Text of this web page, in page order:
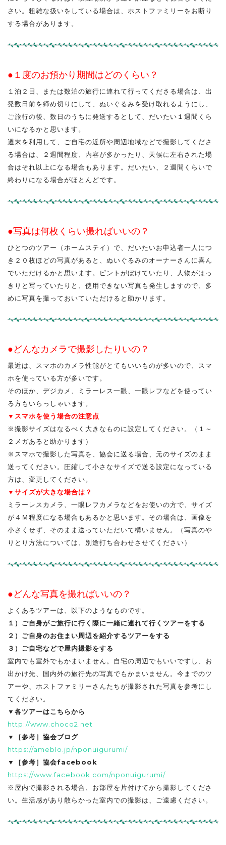
さい。粗雑な扱いをしている場合は、ホストファミリーをお断り
する場合があります。
●１度のお預かり期間はどのくらい？
１泊２日、または数泊の旅行に連れて行ってくださる場合は、出
発数日前を締め切りにして、ぬいぐるみを受け取れるようにし、
ご旅行の後、数日のうちに発送するとして、だいたい１週間くら
いになるかと思います。
週末を利用して、ご自宅の近所や周辺地域などで撮影してくださ
る場合は、２週間程度、内容が多かったり、天候に左右された場
合はそれ以上になる場合もあります。だいたい、２週間くらいで
終わりになる場合がほとんどです。
●写真は何枚くらい撮ればいいの？
ひとつのツアー（ホームステイ）で、だいたいお申込者一人につ
き２０枚ほどの写真があると、ぬいぐるみのオーナーさんに喜ん
でいただけるかと思います。ピントがぼけていたり、人物がはっ
きりと写っていたりと、使用できない写真も発生しますので、多
めに写真を撮っておいていただけると助かります。
●どんなカメラで撮影したりいの？
最近は、スマホのカメラ性能がとてもいいものが多いので、スマ
ホを使っている方が多いです。
そのほか、デジカメ、ミラーレス一眼、一眼レフなどを使ってい
る方もいらっしゃいます。
▼スマホを使う場合の注意点
※撮影サイズはなるべく大きなものに設定してください。（１～
２メガあると助かります）
※スマホで撮影した写真を、協会に送る場合、元のサイズのまま
送ってください。圧縮して小さなサイズで送る設定になっている
方は、変更してください。
▼サイズが大きな場合は？
ミラーレスカメラ、一眼レフカメラなどをお使いの方で、サイズ
が４Ｍ程度になる場合もあるかと思います。その場合は、画像を
小さくせず、そのまま送っていただいて構いません。（写真のや
りとり方法については、別途打ち合わせさせてください）
●どんな写真を撮ればいいの？
よくあるツアーは、以下のようなものです。
１）ご自身がご旅行に行く際に一緒に連れて行くツアーをする
２）ご自身のお住まい周辺を紹介するツアーをする
３）ご自宅などで屋内撮影をする
室内でも室外でもかまいません。自宅の周辺でもいいですし、お
出かけ先、国内外の旅行先の写真でもかまいません。今までのツ
アーや、ホストファミリーさんたちが撮影された写真を参考にし
てください。
▼各ツアーはこちらから
http://www.choco2.net
▼［参考］協会ブログ
https://ameblo.jp/nponuigurumi/
▼［参考］協会facebook
https://www.facebook.com/nponuigurumi/
※屋内で撮影される場合、お部屋を片付けてから撮影してくださ
い。生活感があり散らかった室内での撮影は、ご遠慮ください。